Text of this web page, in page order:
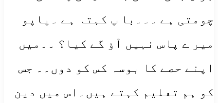
چومتی ہے ۔۔۔با پ کہتا ہے ۔پاپو
میر ے پاس نہیں آؤ گے کیا؟ ۔۔میں
اپنے حصے کا بوسہ کس کو دوں۔۔ جس
کو ہم تعلیم کہتے ہیں۔اس میں دین